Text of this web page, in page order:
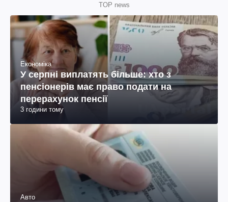
TOP news
Економіка
У серпні виплатять більше: хто з
пенсіонерів має право подати на
перерахунок пенсії
3 години тому
Авто